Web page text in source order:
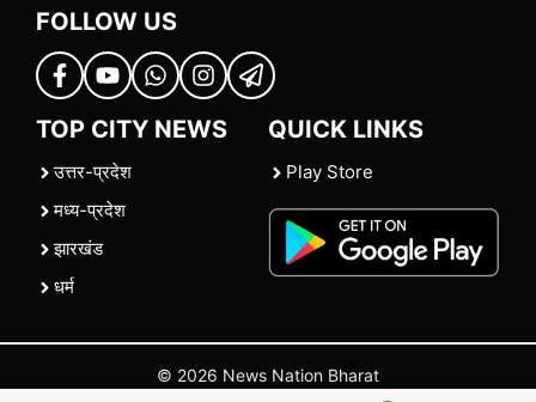
FOLLOW US
TOP CITY NEWS
उत्तर-प्रदेश
मध्य-प्रदेश
झारखंड
धर्म
QUICK LINKS
Play Store
© 2026 News Nation Bharat